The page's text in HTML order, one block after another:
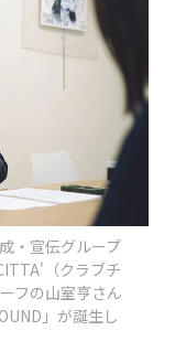
・宣伝グループ
（クラブチ
フの山室亨さん
」が誕生し